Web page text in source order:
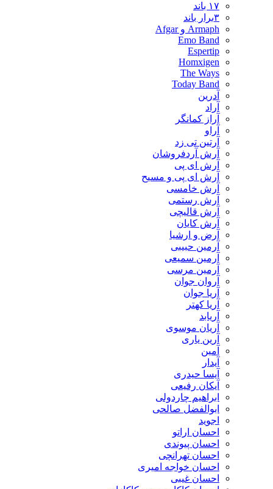
۱۷ باند
۳برار باند
Armaph و Afgar
Emo Band
Espertip
Homxigen
The Ways
Today Band
آدرین
آراد
آراز کمانگر
آراو
آرتین تی زد
آرش آردفروشان
آرش ای پی
آرش ای پی و مسیح
آرش خامسی
آرش رستمی
آرش قالیچی
آرش کایان
​آرض و ارشیا
آرمین حبیبی
آرمین سمیعی
آرمین مرسی
آروان جوان
آریا جوان
آریا کهتر
آریابد
آریان موسوی
آرین یاری
آمین
آیدار
آیسا حیدری
آیکان رفیعی
ابراهیم چاردولی
ابوالفضل صالحی
اجوید
احسان اراتو
احسان پیوندی
احسان تهرانچی
احسان خواجه امیری
احسان غیبی